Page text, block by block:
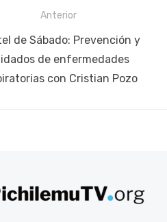
Anterior
de Sábado: Prevención y
de enfermedades
con Cristian Pozo